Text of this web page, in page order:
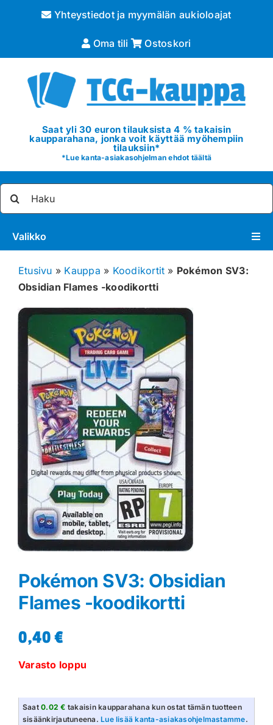
Yhteystiedot ja myymälän aukioloajat
Oma tili Ostoskori
Saat yli 30 euron tilauksista 4 % takaisin
kaupparahana, jonka voit käyttää myöhempiin
tilauksiin*
*Lue kanta-asiakasohjelman ehdot täältä
Valikko
Pokémon
Blind Boksit
Ennakot
Greidatut kortit
Irtokortit
Rip & Ship
Greidauspalvelu
Etusivu » Kauppa » Koodikortit » Pokémon SV3:
Obsidian Flames -koodikortti
Pokémon SV3: Obsidian
Flames -koodikortti
0,40€
Varasto loppu
Saat0.02 € takaisin kaupparahana kun ostat tämän tuotteen
sisäänkirjautuneena.Lue lisää kanta-asiakasohjelmastamme.